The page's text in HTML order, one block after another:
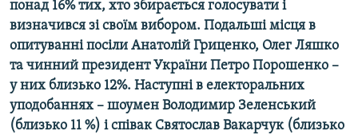
понад 16% тих, хто збирається голосувати і
визначився зі своїм вибором. Подальші місця в
опитуванні посіли Анатолій Гриценко, Олег Ляшко
та чинний президент України Петро Порошенко –
у них близько 12%. Наступні в електоральних
уподобаннях – шоумен Володимир Зеленський
(близько 11 %) і співак Святослав Вакарчук (близько